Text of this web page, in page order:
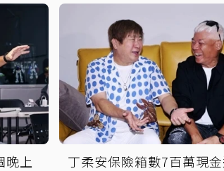
晚上
丁柔安保險箱數7百萬現